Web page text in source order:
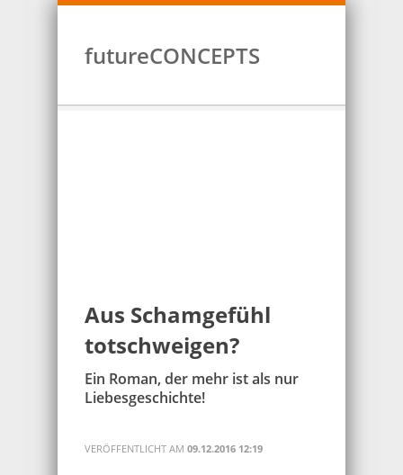
futureCONCEPTS
Aus Schamgefühl
totschweigen?
Ein Roman, der mehr ist als nur
Liebesgeschichte!
VERÖFFENTLICHT AM 09.12.2016 12:19